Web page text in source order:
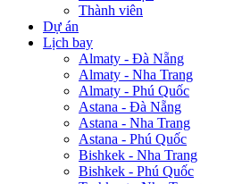
Thành viên
Dự án
Lịch bay
Almaty - Đà Nẵng
Almaty - Nha Trang
Almaty - Phú Quốc
Astana - Đà Nẵng
Astana - Nha Trang
Astana - Phú Quốc
Bishkek - Nha Trang
Bishkek - Phú Quốc